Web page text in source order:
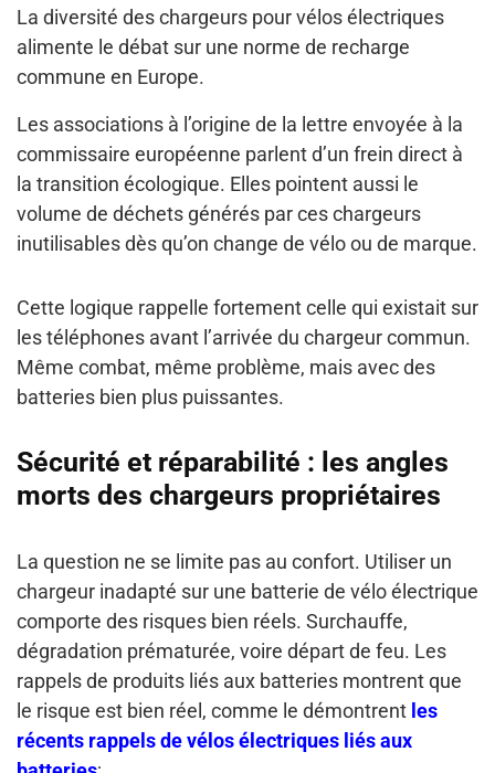
La diversité des chargeurs pour vélos électriques
alimente le débat sur une norme de recharge
commune en Europe.
Les associations à l’origine de la lettre envoyée à la
commissaire européenne parlent d’un frein direct à
la transition écologique. Elles pointent aussi le
volume de déchets générés par ces chargeurs
inutilisables dès qu’on change de vélo ou de marque.
Cette logique rappelle fortement celle qui existait sur
les téléphones avant l’arrivée du chargeur commun.
Même combat, même problème, mais avec des
batteries bien plus puissantes.
Sécurité et réparabilité : les angles
morts des chargeurs propriétaires
La question ne se limite pas au confort. Utiliser un
chargeur inadapté sur une batterie de vélo électrique
comporte des risques bien réels. Surchauffe,
dégradation prématurée, voire départ de feu. Les
rappels de produits liés aux batteries montrent que
le risque est bien réel, comme le démontrent les
récents rappels de vélos électriques liés aux